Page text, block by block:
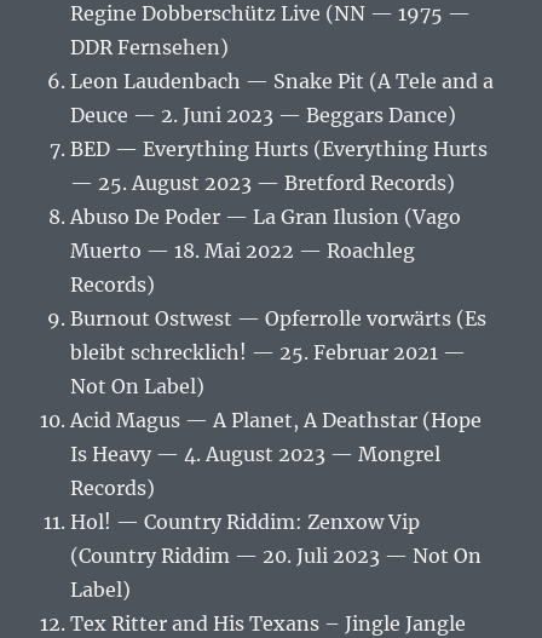
Regine Dobberschütz Live (NN — 1975 —
DDR Fernsehen)
Leon Laudenbach — Snake Pit (A Tele and a
Deuce — 2. Juni 2023 — Beggars Dance)
BED — Everything Hurts (Everything Hurts
— 25. August 2023 — Bretford Records)
Abuso De Poder — La Gran Ilusion (Vago
Muerto — 18. Mai 2022 — Roachleg
Records)
Burnout Ostwest — Opferrolle vorwärts (Es
bleibt schrecklich! — 25. Februar 2021 —
Not On Label)
Acid Magus — A Planet, A Deathstar (Hope
Is Heavy — 4. August 2023 — Mongrel
Records)
Hol! — Country Riddim: Zenxow Vip
(Country Riddim — 20. Juli 2023 — Not On
Label)
Tex Ritter and His Texans – Jingle Jangle